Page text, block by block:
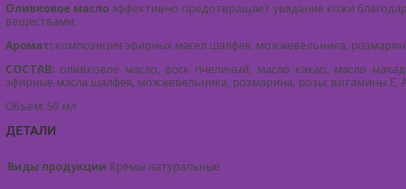
Оливковое масло эффективно предотвращает увядание кожи
веществами.
Аромат: композиция эфирных масел шалфея, можжевельника,
СОСТАВ: оливковое масло, воск пчелиный, масло какао, масло
эфирные масла шалфея, можжевельника, розмарина, розы; витамины Е,
Объем: 50 мл
ДЕТАЛИ
Виды продукции Кремы натуральные